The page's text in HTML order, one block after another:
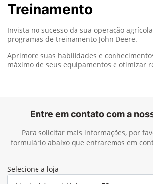
Treinamento
Invista no sucesso da sua operação
programas de treinamento John Deere.
Aprimore suas habilidades e
máximo de seus equipamentos e otimizar
Entre em contato com a
Para solicitar mais informações, por
formulário abaixo que entraremos em
Selecione a loja